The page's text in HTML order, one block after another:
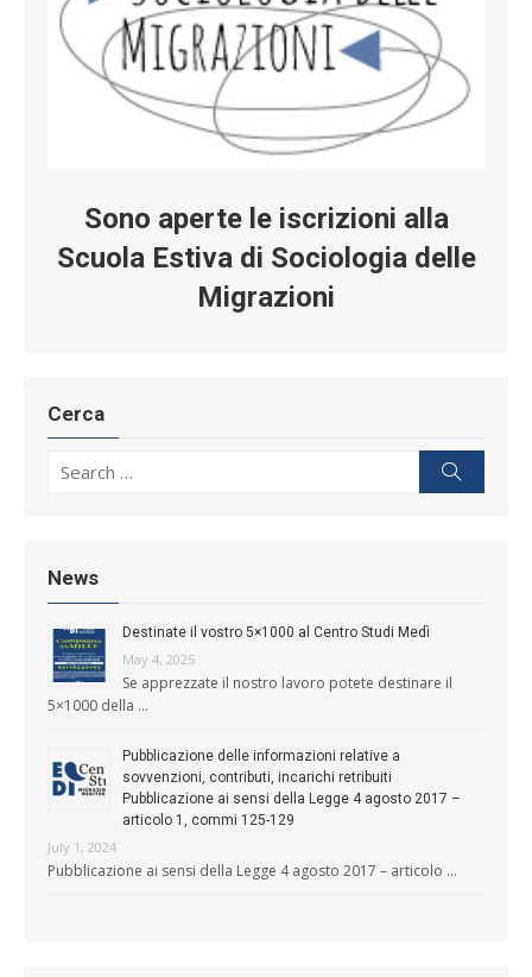
Sono aperte le iscrizioni alla
Scuola Estiva di Sociologia delle
Migrazioni
Cerca
News
Destinate il vostro 5×1000 al Centro Studi Medì
May 4, 2025
Se apprezzate il nostro lavoro potete destinare il
5×1000 della …
Pubblicazione delle informazioni relative a
sovvenzioni, contributi, incarichi retribuiti
Pubblicazione ai sensi della Legge 4 agosto 2017 –
articolo 1, commi 125-129
July 1, 2024
Pubblicazione ai sensi della Legge 4 agosto 2017 – articolo …